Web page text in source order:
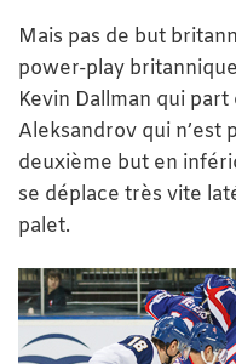
Mais pas de but
power-play
Kevin Dallman qui
Aleksandrov qui n’est
deuxième but en
se déplace très vite
palet.